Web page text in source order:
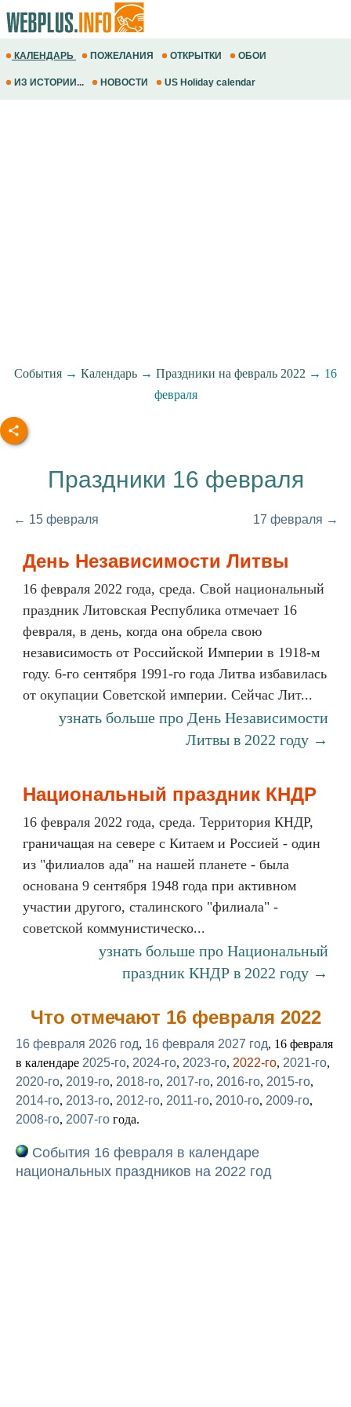
КАЛЕНДАРЬ ПОЖЕЛАНИЯ ОТКРЫТКИ ОБОИ
ИЗ ИСТОРИИ... НОВОСТИ US Holiday calendar
События → Календарь → Праздники на февраль 2022 → 16
февраля
Праздники 16 февраля
← 15 февраля 17 февраля →
День Независимости Литвы
16 февраля 2022 года, среда. Свой национальный
праздник Литовская Республика отмечает 16
февраля, в день, когда она обрела свою
независимость от Российской Империи в 1918-м
году. 6-го сентября 1991-го года Литва избавилась
от окупации Советской империи. Сейчас Лит...
узнать больше про День Независимости
Литвы в 2022 году →
Национальный праздник КНДР
16 февраля 2022 года, среда. Территория КНДР,
граничащая на севере с Китаем и Россией - один
из "филиалов ада" на нашей планете - была
основана 9 сентября 1948 года при активном
участии другого, сталинского "филиала" -
советской коммунистическо...
узнать больше про Национальный
праздник КНДР в 2022 году →
Что отмечают 16 февраля 2022
16 февраля 2026 год, 16 февраля 2027 год, 16 февраля
в календаре 2025-го, 2024-го, 2023-го, 2022-го, 2021-го,
2020-го, 2019-го, 2018-го, 2017-го, 2016-го, 2015-го,
2014-го, 2013-го, 2012-го, 2011-го, 2010-го, 2009-го,
2008-го, 2007-го года.
События 16 февраля в календаре
национальных праздников на 2022 год